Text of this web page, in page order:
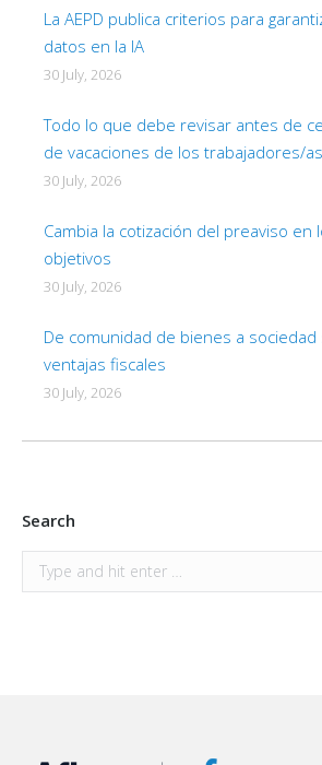
La AEPD publica criterios para
datos en la IA
30 July, 2026
Todo lo que debe revisar antes de
de vacaciones de los trabajadores/as
30 July, 2026
Cambia la cotización del preaviso en
objetivos
30 July, 2026
De comunidad de bienes a
ventajas fiscales
30 July, 2026
Search
Search: